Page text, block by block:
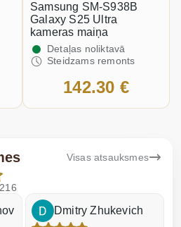
Samsung SM-S938B
Galaxy S25 Ultra
kameras maiņa
Detaļas noliktavā
Steidzams remonts
142.30 €
Visas atsauksmes
Dmitry Zhukevich